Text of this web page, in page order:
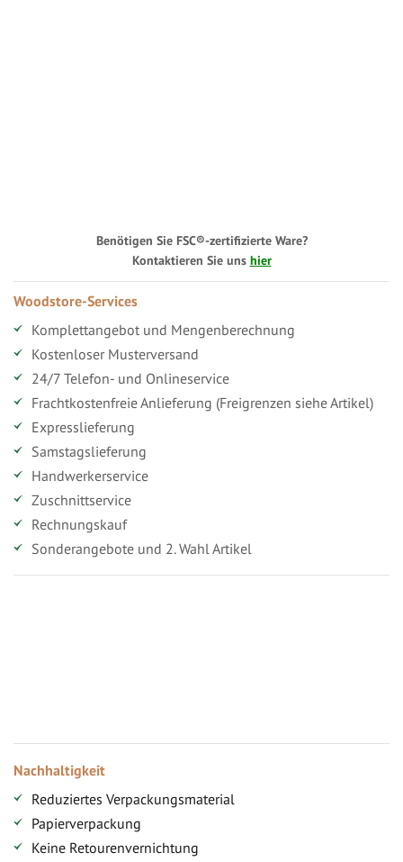
Benötigen Sie FSC®-zertifizierte Ware?
Kontaktieren Sie uns hier
Woodstore-Services
Komplettangebot und Mengenberechnung
Kostenloser Musterversand
24/7 Telefon- und Onlineservice
Frachtkostenfreie Anlieferung (Freigrenzen siehe Artikel)
Expresslieferung
Samstagslieferung
Handwerkerservice
Zuschnittservice
Rechnungskauf
Sonderangebote und 2. Wahl Artikel
Nachhaltigkeit
Reduziertes Verpackungsmaterial
Papierverpackung
Keine Retourenvernichtung